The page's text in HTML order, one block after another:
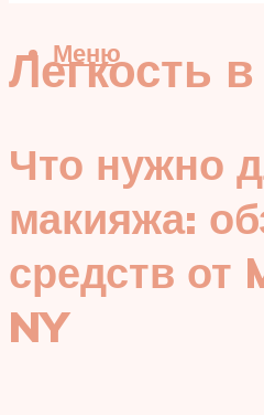
Меню
Легкость
Что нужно
макияжа:
средств от
NY